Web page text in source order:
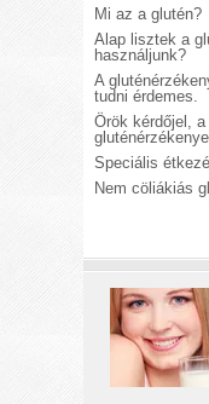
Mi az a glutén?
Alap lisztek a
használjunk?
A
tudni érdemes.
Örök kérdőjel,
Speciális
Nem cöliákiás